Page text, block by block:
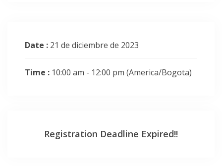
Date : 21 de diciembre de 2023
Time : 10:00 am - 12:00 pm (America/Bogota)
Registration Deadline Expired!!